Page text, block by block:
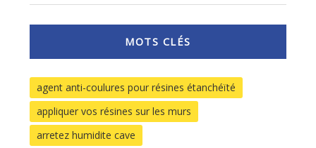
MOTS CLÉS
agent anti-coulures pour résines étanchéïté
appliquer vos résines sur les murs
arretez humidite cave